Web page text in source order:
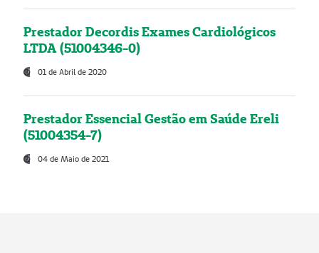
Prestador Decordis Exames Cardiológicos
LTDA (51004346-0)
01 de Abril de 2020
Prestador Essencial Gestão em Saúde Ereli
(51004354-7)
04 de Maio de 2021